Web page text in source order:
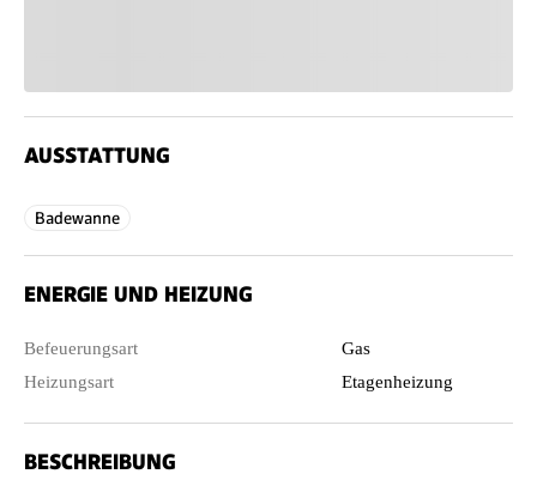
AUSSTATTUNG
Badewanne
ENERGIE UND HEIZUNG
Befeuerungsart
Gas
Heizungsart
Etagenheizung
BESCHREIBUNG